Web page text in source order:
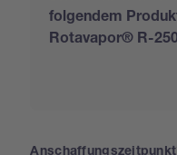
Anschaffungszeitpunkt